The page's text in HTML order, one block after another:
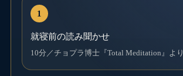
就寝前の読み聞かせ
10分／チョプラ博士『Total Meditation』より